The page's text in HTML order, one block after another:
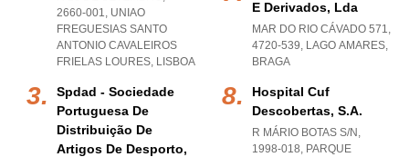
2660-001, UNIAO
FREGUESIAS SANTO
ANTONIO CAVALEIROS
FRIELAS LOURES, LISBOA
Spdad - Sociedade
Portuguesa De
Distribuição De
Artigos De Desporto,
E Derivados, Lda
MAR DO RIO CÁVADO 571,
4720-539, LAGO AMARES,
BRAGA
Hospital Cuf
Descobertas, S.a.
R MÁRIO BOTAS S/N,
1998-018, PARQUE